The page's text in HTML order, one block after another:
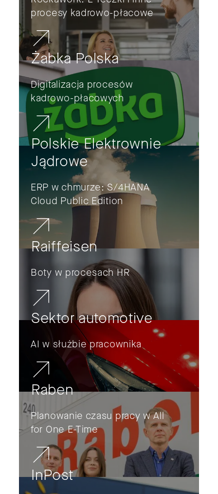
procesy kadrowo-płacowe
Żabka Polska
Digitalizacja procesów
kadrowo-płacowych
Polskie Elektrownie
Jądrowe
ERP w chmurze: S/4HANA
Cloud Public Edition
Raiffeisen
Boty w procesach HR
Sektor automotive
AI w służbie pracownika
Raben
Planowanie czasu pracy w All
for One E-Time
InPost